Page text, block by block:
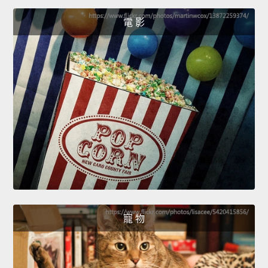
電 影
寵 物